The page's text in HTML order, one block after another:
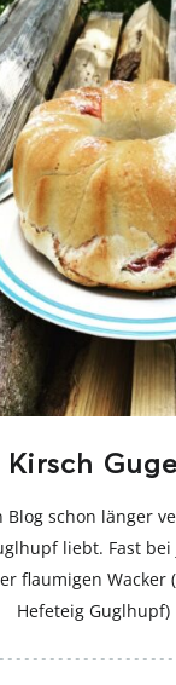
Kirsch
Blog schon länger
liebt. Fast
flaumigen Wacker
Hefeteig Guglhupf)